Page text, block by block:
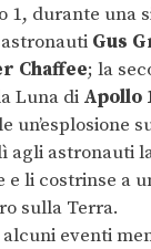
1, durante una
Gus
Chaffee; la
Luna di Apollo
un’esplosione
agli astronauti
e li costrinse a
sulla Terra.
alcuni eventi